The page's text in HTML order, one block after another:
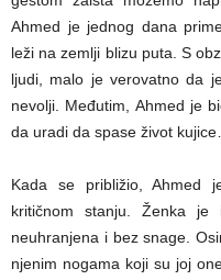
Ahmed je jednog dana
leži na zemlji blizu puta. S
ljudi, malo je verovatno da
nevolji. Međutim, Ahmed je
da uradi da spase život
Kada se približio, Ahmed
kritičnom stanju. Ženka
neuhranjena i bez snage.
njenim nogama koji su joj